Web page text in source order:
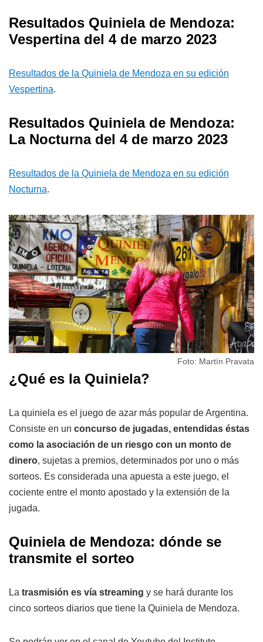
Resultados Quiniela de Mendoza:
Vespertina del 4 de marzo 2023
Resultados de la Quiniela de Mendoza en su edición
Vespertina.
Resultados Quiniela de Mendoza:
La Nocturna del 4 de marzo 2023
Resultados de la Quiniela de Mendoza en su edición
Nocturna.
Foto: Martín Pravata
¿Qué es la Quiniela?
La quiniela es el juego de azar más popular de Argentina.
Consiste en un concurso de jugadas, entendidas éstas
como la asociación de un riesgo con un monto de
dinero, sujetas a premios, determinados por uno o más
sorteos. Es considerada una apuesta a este juego, el
cociente entre el monto apostado y la extensión de la
jugada.
Quiniela de Mendoza: dónde se
transmite el sorteo
La trasmisión es vía streaming y se hará durante los
cinco sorteos diarios que tiene la Quiniela de Mendoza.